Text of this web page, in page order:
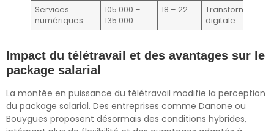
Services
numériques
105 000 –
135 000
18 – 22
Transformation
digitale
Impact du télétravail et des avantages sur le
package salarial
La montée en puissance du télétravail modifie la perception
du package salarial. Des entreprises comme Danone ou
Bouygues proposent désormais des conditions hybrides,